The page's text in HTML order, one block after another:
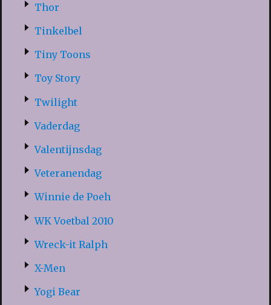
Thor
Tinkelbel
Tiny Toons
Toy Story
Twilight
Vaderdag
Valentijnsdag
Veteranendag
Winnie de Poeh
WK Voetbal 2010
Wreck-it Ralph
X-Men
Yogi Bear